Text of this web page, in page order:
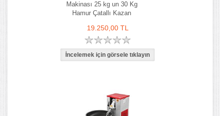
Makinası 25 kg un 30 Kg
Hamur Çatallı Kazan
19.250,00 TL